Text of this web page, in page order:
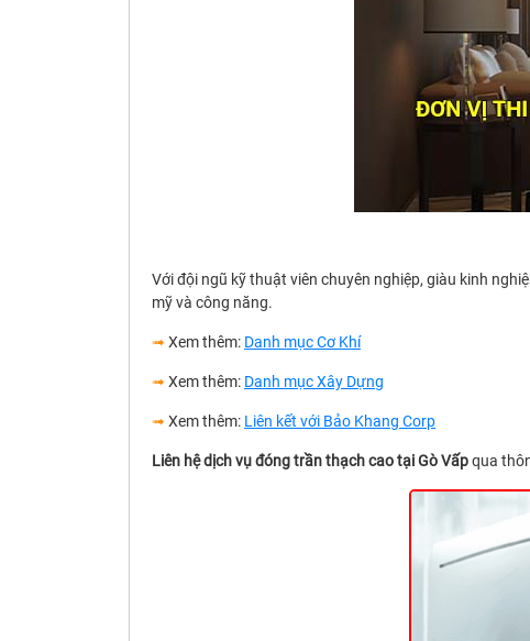
Với đội ngũ kỹ thuật viên chuyên nghiệp, giàu kinh
mỹ và công năng.
➟ Xem thêm: Danh mục Cơ Khí
➟ Xem thêm: Danh mục Xây Dựng
➟ Xem thêm: Liên kết với Bảo Khang Corp
Liên hệ dịch vụ đóng trần thạch cao tại Gò Vấpqua